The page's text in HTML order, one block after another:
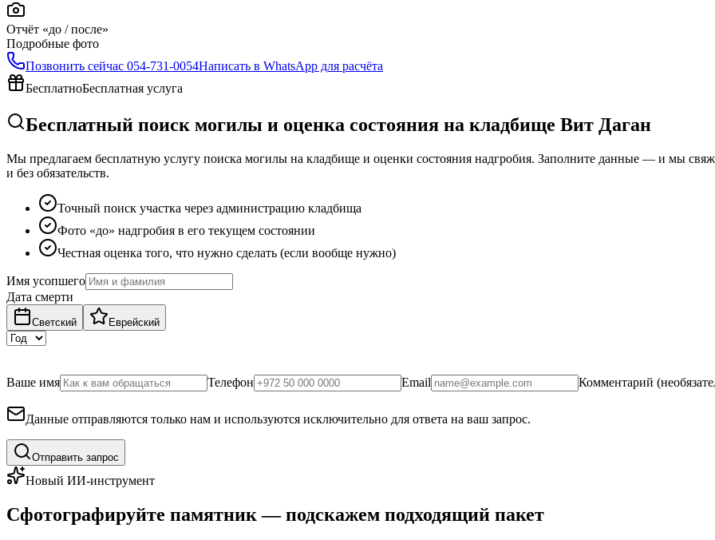
Отчёт «до / после»
Подробные фото
Позвонить сейчас 054-731-0054Написать в WhatsApp для расчёта
БесплатноБесплатная услуга
Бесплатный поиск могилы и оценка состояния на кладбище Вит Даган
Мы предлагаем бесплатную услугу поиска могилы на кладбище и оценки состояния надгробия. Заполните данные — и мы
и без обязательств.
Точный поиск участка через администрацию кладбища
Фото «до» надгробия в его текущем состоянии
Честная оценка того, что нужно сделать (если вообще нужно)
Имя усопшего
Дата смерти
Светский Еврейский
Ваше имя Телефон Email Комментарий
Данные отправляются только нам и используются исключительно для ответа на ваш запрос.
Отправить запрос
Новый ИИ-инструмент
Сфотографируйте памятник — подскажем подходящий пакет